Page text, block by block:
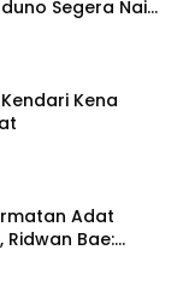
Segera Naik
Kena
Adat
Ridwan Bae:
Pantas!